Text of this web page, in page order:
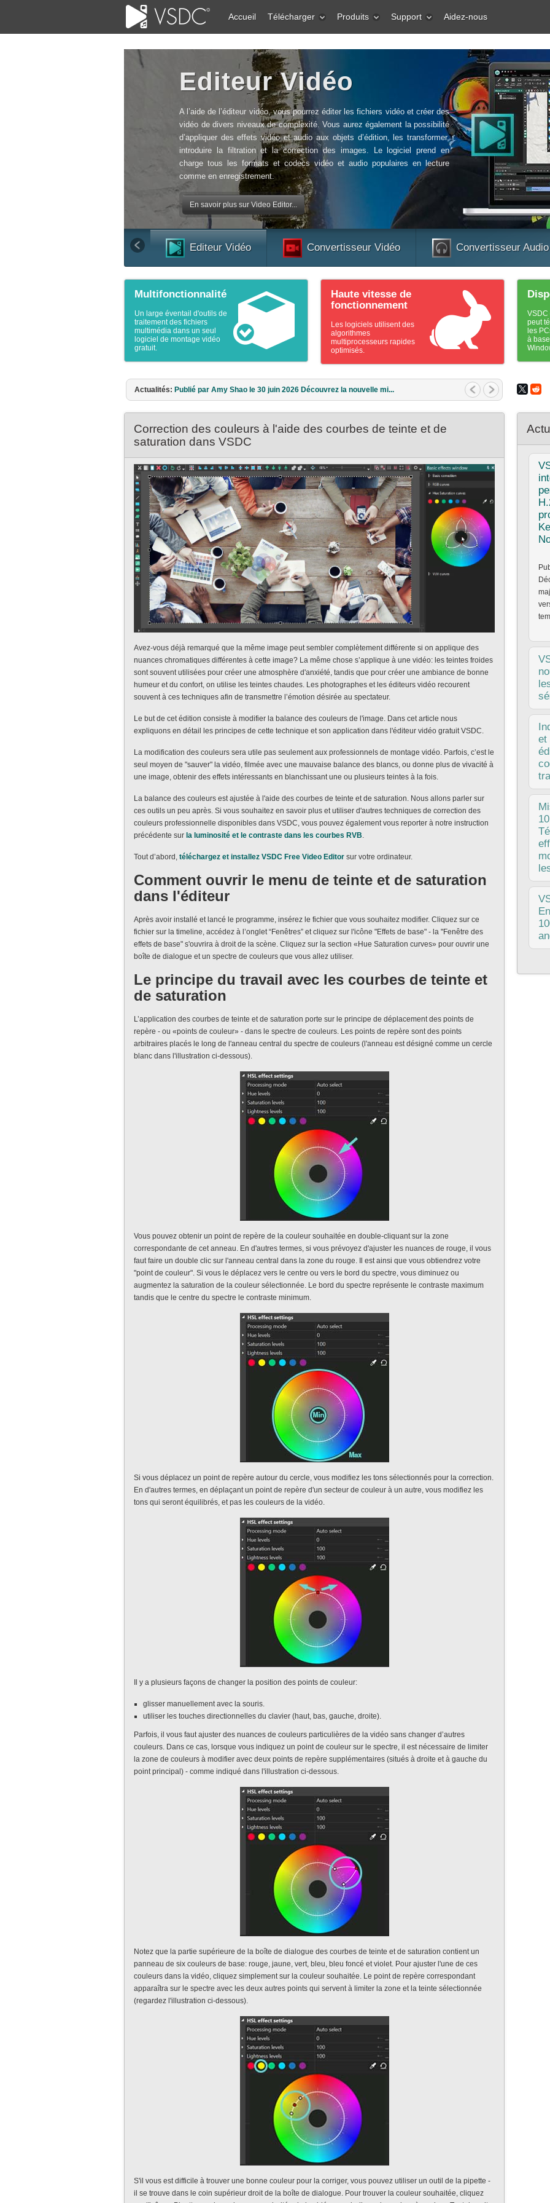
Accueil Télécharger Produits Support Aidez-nous
Editeur Vidéo
A l’aide de l’éditeur vidéo, vous pourrez éditer les fichiers vidéo et créer des
vidéo de divers niveaux de complexité. Vous aurez également la possibilité
d’appliquer des effets vidéo et audio aux objets d’édition, les transformer,
introduire la filtration et la correction des images. Le logiciel prend en
charge tous les formats et codecs vidéo et audio populaires en lecture
comme en enregistrement.
En savoir plus sur Video Editor...
Editeur Vidéo Convertisseur Vidéo Convertisseur Audio
Multifonctionnalité
Un large éventail d'outils de
traitement des fichiers
multimédia dans un seul
logiciel de montage vidéo
gratuit.
Haute vitesse de
fonctionnement
Les logiciels utilisent des
algorithmes
multiprocesseurs rapides
optimisés.
VSDC
peut
les
à
Actualités: Publié par Amy Shao le 11 mars 2026 Quel est le meilleur cadea...
Correction des couleurs à l'aide des courbes de teinte et de
saturation dans VSDC
Avez-vous déjà remarqué que la même image peut sembler complètement différente si on applique des
nuances chromatiques différentes à cette image? La même chose s’applique à une vidéo: les teintes froides
sont souvent utilisées pour créer une atmosphère d'anxiété, tandis que pour créer une ambiance de bonne
humeur et du confort, on utilise les teintes chaudes. Les photographes et les éditeurs vidéo recourent
souvent à ces techniques afin de transmettre l’émotion désirée au spectateur.
Le but de cet édition consiste à modifier la balance des couleurs de l'image. Dans cet article nous
expliquons en détail les principes de cette technique et son application dans l'éditeur vidéo gratuit VSDC.
La modification des couleurs sera utile pas seulement aux professionnels de montage vidéo. Parfois, c’est le
seul moyen de "sauver" la vidéo, filmée avec une mauvaise balance des blancs, ou donne plus de vivacité à
une image, obtenir des effets intéressants en blanchissant une ou plusieurs teintes à la fois.
La balance des couleurs est ajustée à l'aide des courbes de teinte et de saturation. Nous allons parler sur
ces outils un peu après. Si vous souhaitez en savoir plus et utiliser d'autres techniques de correction des
couleurs professionnelle disponibles dans VSDC, vous pouvez également vous reporter à notre instruction
précédente sur la luminosité et le contraste dans les courbes RVB.
Tout d’abord, téléchargez et installez VSDC Free Video Editor sur votre ordinateur.
Comment ouvrir le menu de teinte et de saturation
dans l'éditeur
Après avoir installé et lancé le programme, insérez le fichier que vous souhaitez modifier. Cliquez sur ce
fichier sur la timeline, accédez à l’onglet “Fenêtres” et cliquez sur l'icône "Effets de base" - la "Fenêtre des
effets de base" s'ouvrira à droit de la scène. Cliquez sur la section «Hue Saturation curves» pour ouvrir une
boîte de dialogue et un spectre de couleurs que vous allez utiliser.
Le principe du travail avec les courbes de teinte et
de saturation
L’application des courbes de teinte et de saturation porte sur le principe de déplacement des points de
repère - ou «points de couleur» - dans le spectre de couleurs. Les points de repère sont des points
arbitraires placés le long de l'anneau central du spectre de couleurs (l'anneau est désigné comme un cercle
blanc dans l'illustration ci-dessous).
Vous pouvez obtenir un point de repère de la couleur souhaitée en double-cliquant sur la zone
correspondante de cet anneau. En d'autres termes, si vous prévoyez d'ajuster les nuances de rouge, il vous
faut faire un double clic sur l'anneau central dans la zone du rouge. Il est ainsi que vous obtiendrez votre
"point de couleur". Si vous le déplacez vers le centre ou vers le bord du spectre, vous diminuez ou
augmentez la saturation de la couleur sélectionnée. Le bord du spectre représente le contraste maximum
tandis que le centre du spectre le contraste minimum.
Si vous déplacez un point de repère autour du cercle, vous modifiez les tons sélectionnés pour la correction.
En d'autres termes, en déplaçant un point de repère d'un secteur de couleur à un autre, vous modifiez les
tons qui seront équilibrés, et pas les couleurs de la vidéo.
Il y a plusieurs façons de changer la position des points de couleur:
glisser manuellement avec la souris.
utiliser les touches directionnelles du clavier (haut, bas, gauche, droite).
Parfois, il vous faut ajuster des nuances de couleurs particulières de la vidéo sans changer d’autres
couleurs. Dans ce cas, lorsque vous indiquez un point de couleur sur le spectre, il est nécessaire de limiter
la zone de couleurs à modifier avec deux points de repère supplémentaires (situés à droite et à gauche du
point principal) - comme indiqué dans l'illustration ci-dessous.
Notez que la partie supérieure de la boîte de dialogue des courbes de teinte et de saturation contient un
panneau de six couleurs de base: rouge, jaune, vert, bleu, bleu foncé et violet. Pour ajuster l'une de ces
couleurs dans la vidéo, cliquez simplement sur la couleur souhaitée. Le point de repère correspondant
apparaîtra sur le spectre avec les deux autres points qui servent à limiter la zone et la teinte sélectionnée
(regardez l'illustration ci-dessous).
S'il vous est difficile à trouver une bonne couleur pour la corriger, vous pouvez utiliser un outil de la pipette -
il se trouve dans le coin supérieur droit de la boîte de dialogue. Pour trouver la couleur souhaitée, cliquez
et
la
est
et